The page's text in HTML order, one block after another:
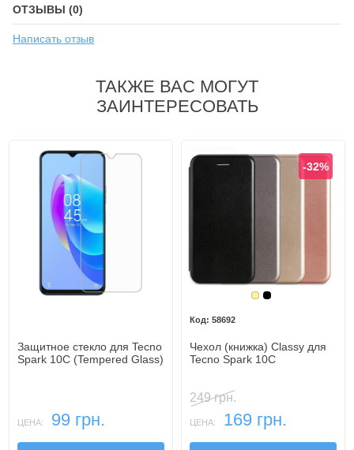
ОТЗЫВЫ (0)
Написать отзыв
ТАКЖЕ ВАС МОГУТ
ЗАИНТЕРЕСОВАТЬ
Защитное стекло для Tecno
Spark 10C (Tempered Glass)
ЦЕНА: 99 грн.
Золотой
Черный
-32%
58692
Чехол (книжка) Classy для
Tecno Spark 10C
249 грн.
ЦЕНА: 169 грн.